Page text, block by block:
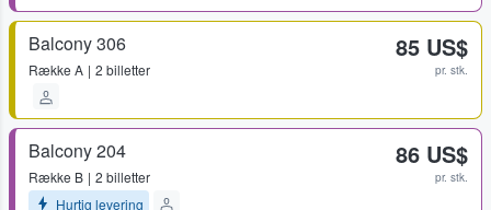
Balcony 306
Række A 2 billetter
85 US$
pr. stk.
Balcony 204
Række B
2 billetter
Hurtig levering
86 US$
pr. stk.